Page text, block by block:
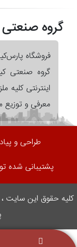
گروه
فروشگاه
گروه صنعتی
اینترنتی
معرفی و توزیع
طراحی و
پشتیبانی شده
کلیه حقوق این سایت